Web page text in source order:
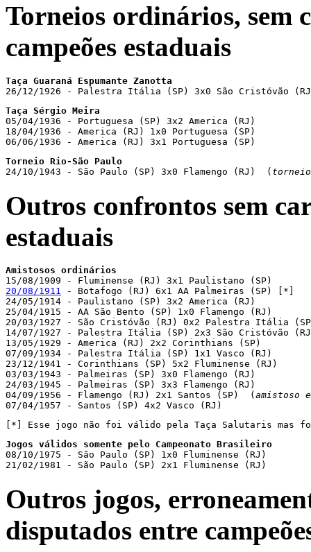
Torneios ordinários, sem
campeões estaduais
Taça Guaraná Espumante Zanotta
26/12/1926 - Palestra Itália (SP) 3x0 São Cristóvão
Taça Sérgio Meira
05/04/1936 - Portuguesa (SP) 3x2 America (RJ)
18/04/1936 - America (RJ) 1x0 Portuguesa (SP)
06/06/1936 - America (RJ) 3x1 Portuguesa (SP)
Torneio Rio-São Paulo
24/10/1943 - São Paulo (SP) 3x0 Flamengo (RJ)  (
Outros confrontos sem
estaduais
Amistosos ordinários
20/08/1911 - Botafogo (RJ) 6x1 AA Palmeiras (SP) [*]
24/05/1914 - Paulistano (SP) 3x2 America (RJ)
25/04/1915 - AA São Bento (SP) 1x0 Flamengo (RJ)
20/03/1927 - São Cristóvão (RJ) 0x2 Palestra Itália
14/07/1927 - Palestra Itália (SP) 2x3 São Cristóvão
13/05/1929 - America (RJ) 2x2 Corinthians (SP)
07/09/1934 - Palestra Itália (SP) 1x1 Vasco (RJ)
23/12/1941 - Corinthians (SP) 5x2 Fluminense (RJ)
03/03/1943 - Palmeiras (SP) 3x0 Flamengo (RJ)
24/03/1945 - Palmeiras (SP) 3x3 Flamengo (RJ)
04/09/1956 - Flamengo (RJ) 2x1 Santos (SP)  ( amistoso
07/04/1957 - Santos (SP) 4x2 Vasco (RJ)
[*] Esse jogo não foi válido pela Taça Salutaris mas
Jogos válidos somente pelo Campeonato Brasileiro
08/10/1975 - São Paulo (SP) 1x0 Fluminense (RJ)
21/02/1981 - São Paulo (SP) 2x1 Fluminense (RJ)
Outros jogos,
disputados entre